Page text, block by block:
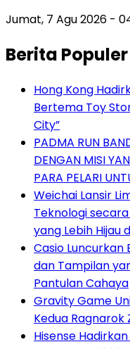
Jumat, 7 Agu 2026 -
Berita Populer
Hong Kong
Bertema Toy
City”
PADMA RUN
DENGAN MISI
PARA PELARI
Weichai Lansir
Teknologi
yang Lebih Hijau
Casio Luncurkan
dan Tampilan
Pantulan Cahaya
Gravity Game
Kedua Ragnarok
Hisense